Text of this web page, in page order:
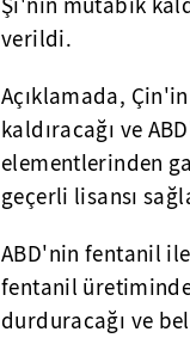
Şi'nin mutabık
verildi.
Açıklamada,
kaldıracağı ve
elementlerinden
geçerli lisansı
ABD'nin fentanil
fentanil
durduracağı ve